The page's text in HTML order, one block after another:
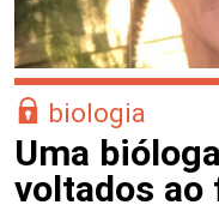
biologia
Uma
voltados